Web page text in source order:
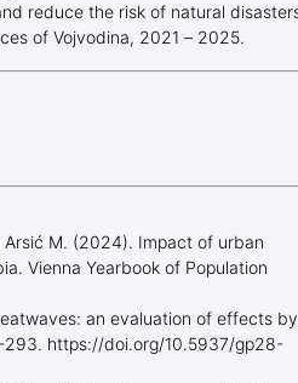
reduce the risk of natural
of Vojvodina, 2021 – 2025.
Arsić M. (2024). Impact of urban
Vienna Yearbook of Population
an evaluation of effects by
293. https://doi.org/10.5937/gp28-